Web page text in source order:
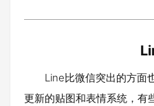
Line比微信突出的方面
更新的贴图和表情系统，有